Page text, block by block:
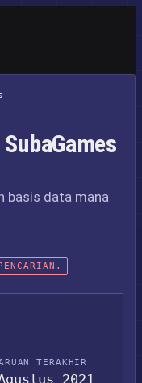
basis data mana
TERAKHIR
2021